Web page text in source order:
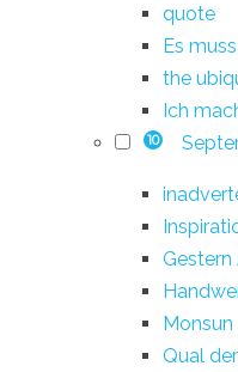
quote
Es
the
Ich
10
Monsun
Qual